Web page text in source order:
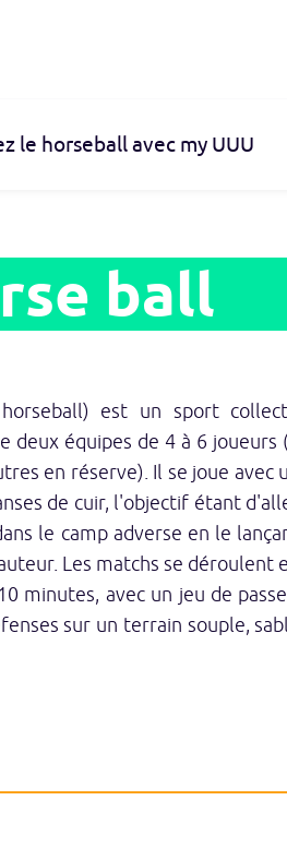
le horseball avec my UUU
ball
est un sport
deux équipes de 4 à 6 joueurs
en réserve). Il se joue avec
de cuir, l'objectif étant
le camp adverse en le
Les matchs se déroulent
minutes, avec un jeu de
sur un terrain souple,